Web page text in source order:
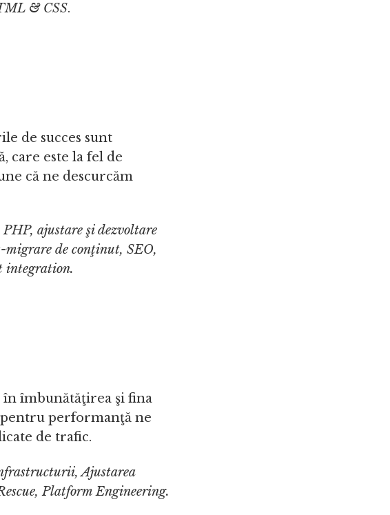
& CSS.
de succes sunt
care este la fel de
că ne descurcăm
ajustare şi dezvoltare
de conţinut, SEO,
integration.
în îmbunătăţirea şi fina
performanţă ne
de trafic.
Ajustarea
Platform Engineering.